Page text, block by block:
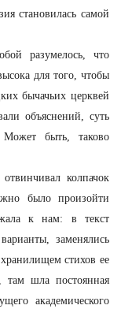
становилась самой
разумелось, что
для того, чтобы
бычачьих церквей
объяснений, суть
Может быть, таково
колпачок
было произойти
к нам: в текст
заменялись
стихов ее
там шла постоянная
академического